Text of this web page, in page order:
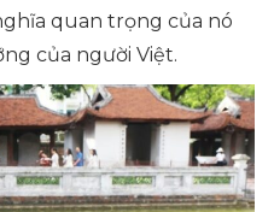
quan trọng của nó
của người Việt.